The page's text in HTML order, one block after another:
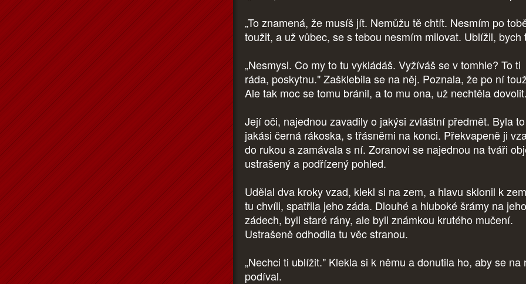
„To znamená, že musíš jít. Nemůžu tě chtít. Nesmím po
toužit, a už vůbec, se s tebou nesmím milovat. Ublížil, bych
„Nesmysl. Co my to tu vykládáš. Vyžíváš se v tomhle? To ti
ráda, poskytnu." Zašklebila se na něj. Poznala, že po ní
Ale tak moc se tomu bránil, a to mu ona, už nechtěla dovolit.
Její oči, najednou zavadily o jakýsi zvláštní předmět. Byla to
jakási černá rákoska, s třásněmi na konci. Překvapeně ji
do rukou a zamávala s ní. Zoranovi se najednou na tváři
ustrašený a podřízený pohled.
Udělal dva kroky vzad, klekl si na zem, a hlavu sklonil k
tu chvíli, spatřila jeho záda. Dlouhé a hluboké šrámy na jeho
zádech, byli staré rány, ale byli známkou krutého mučení.
Ustrašeně odhodila tu věc stranou.
„Nechci ti ublížit." Klekla si k němu a donutila ho, aby se na
podíval.